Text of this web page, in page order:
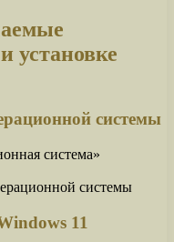
установке
системы
система»
системы
11